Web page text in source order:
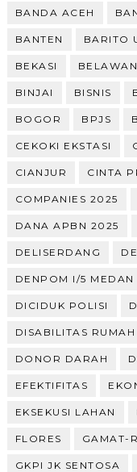
BANDA ACEH
BANTEN BARITO
BEKASI BELAWAN
BINJAI BISNIS
BOGOR BPJS
CEKOKI EKSTASI
CIANJUR CINTA
COMPANIES 2025
DANA APBN 2025
DELISERDANG
DENPOM I/5 MEDAN
DICIDUK POLISI
DISABILITAS RUMAH
DONOR DARAH
EFEKTIFITAS
EKSEKUSI LAHAN
FLORES GAMAT-
GKPI JK SENTOSA